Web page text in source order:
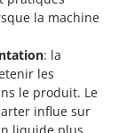
la machine
: la
les
le produit. Le
influe sur